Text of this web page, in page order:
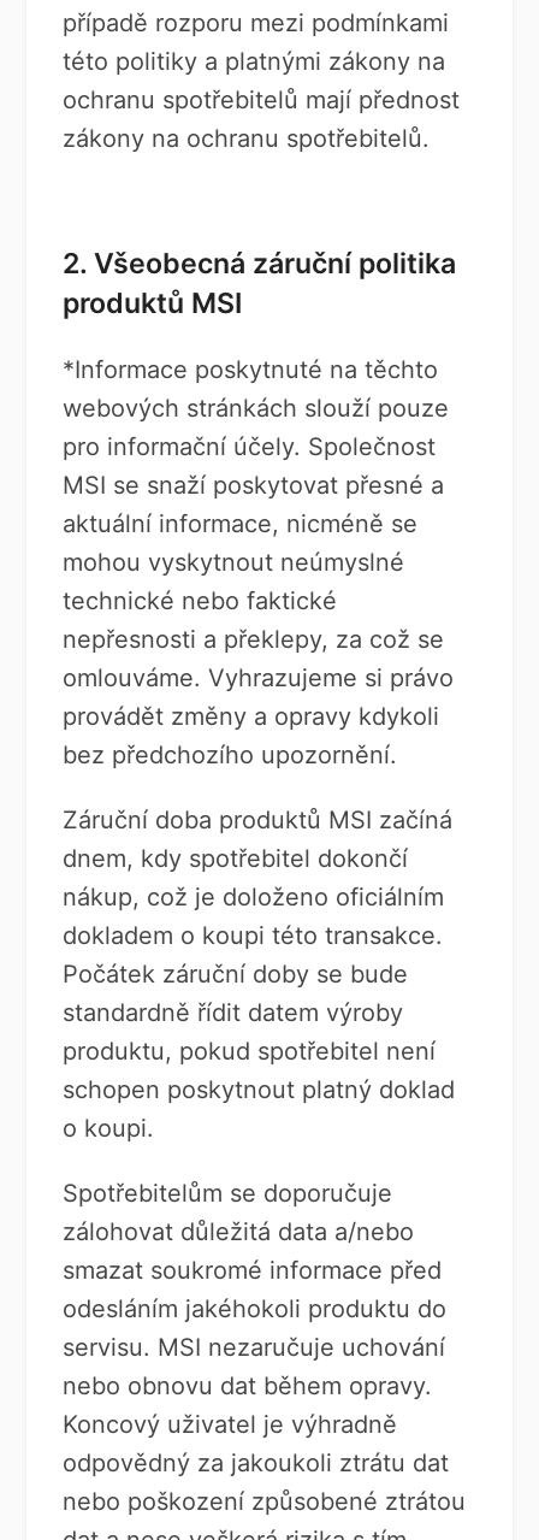
případě rozporu mezi podmínkami
této politiky a platnými zákony na
ochranu spotřebitelů mají přednost
zákony na ochranu spotřebitelů.
2. Všeobecná záruční politika
produktů MSI
*Informace poskytnuté na těchto
webových stránkách slouží pouze
pro informační účely. Společnost
MSI se snaží poskytovat přesné a
aktuální informace, nicméně se
mohou vyskytnout neúmyslné
technické nebo faktické
nepřesnosti a překlepy, za což se
omlouváme. Vyhrazujeme si právo
provádět změny a opravy kdykoli
bez předchozího upozornění.
Záruční doba produktů MSI začíná
dnem, kdy spotřebitel dokončí
nákup, což je doloženo oficiálním
dokladem o koupi této transakce.
Počátek záruční doby se bude
standardně řídit datem výroby
produktu, pokud spotřebitel není
schopen poskytnout platný doklad
o koupi.
Spotřebitelům se doporučuje
zálohovat důležitá data a/nebo
smazat soukromé informace před
odesláním jakéhokoli produktu do
servisu. MSI nezaručuje uchování
nebo obnovu dat během opravy.
Koncový uživatel je výhradně
odpovědný za jakoukoli ztrátu dat
nebo poškození způsobené ztrátou